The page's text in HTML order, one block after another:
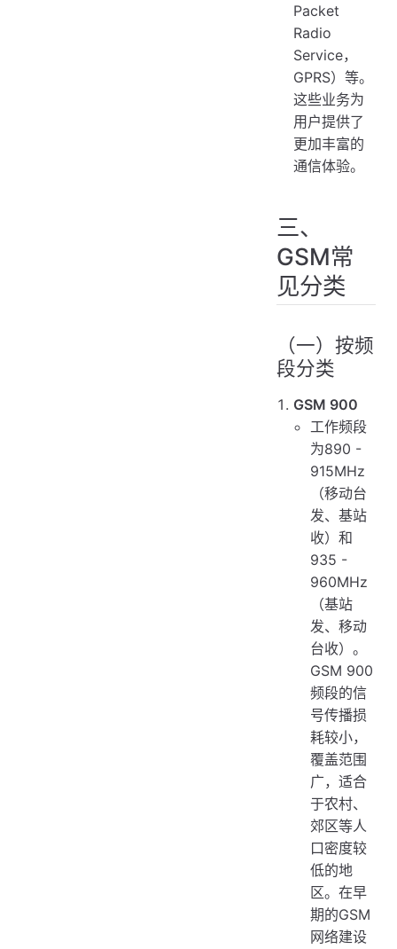
Packet
Radio
Service，
GPRS）等。
这些业务为
用户提供了
更加丰富的
通信体验。
三、
GSM常
见分类
（一）按频
段分类
GSM 900
工作频段
为890 -
915MHz
（移动台
发、基站
收）和
935 -
960MHz
（基站
发、移动
台收）。
GSM 900
频段的信
号传播损
耗较小，
覆盖范围
广，适合
于农村、
郊区等人
口密度较
低的地
区。在早
期的GSM
网络建设